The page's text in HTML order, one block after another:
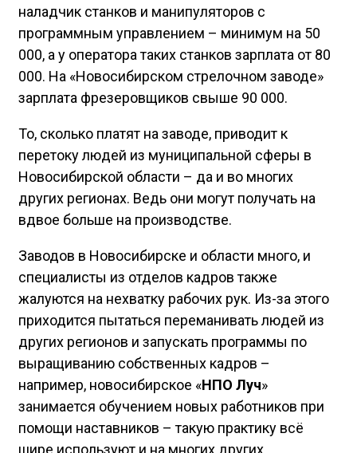
наладчик станков и манипуляторов с
программным управлением – минимум на 50
000, а у оператора таких станков зарплата от 80
000. На «Новосибирском стрелочном заводе»
зарплата фрезеровщиков свыше 90 000.
То, сколько платят на заводе, приводит к
перетоку людей из муниципальной сферы в
Новосибирской области – да и во многих
других регионах. Ведь они могут получать на
вдвое больше на производстве.
Заводов в Новосибирске и области много, и
специалисты из отделов кадров также
жалуются на нехватку рабочих рук. Из-за этого
приходится пытаться переманивать людей из
других регионов и запускать программы по
выращиванию собственных кадров –
например, новосибирское «НПО Луч»
занимается обучением новых работников при
помощи наставников – такую практику всё
шире используют и на многих других